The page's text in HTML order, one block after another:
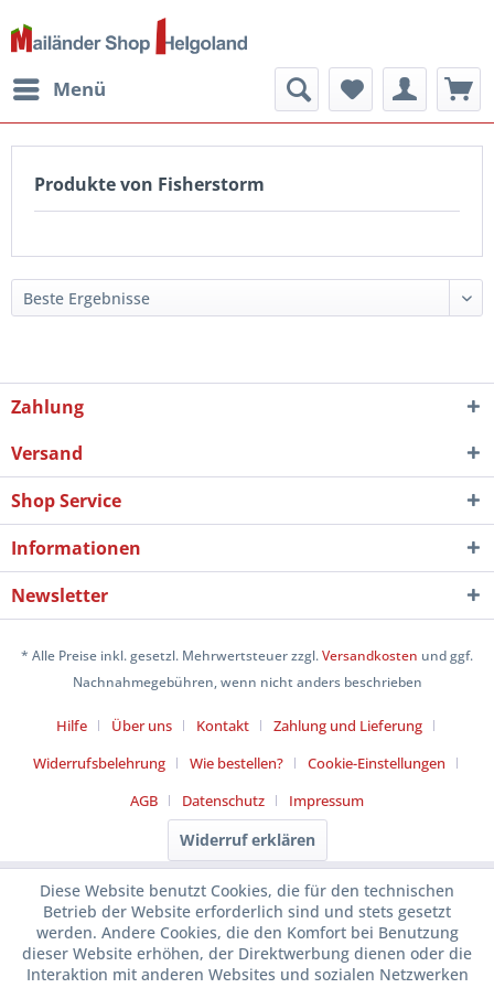
Menü
Produkte von Fisherstorm
Zahlung
Versand
Shop Service
Informationen
Newsletter
* Alle Preise inkl. gesetzl. Mehrwertsteuer zzgl.Versandkosten und ggf.
Nachnahmegebühren, wenn nicht anders beschrieben
Hilfe Über uns Kontakt
Zahlung und Lieferung
Widerrufsbelehrung
Wie bestellen?
Cookie-Einstellungen
AGB
Datenschutz Impressum
Widerruf erklären
Diese Website benutzt Cookies, die für den technischen
Betrieb der Website erforderlich sind und stets gesetzt
werden. Andere Cookies, die den Komfort bei Benutzung
dieser Website erhöhen, der Direktwerbung dienen oder die
Interaktion mit anderen Websites und sozialen Netzwerken